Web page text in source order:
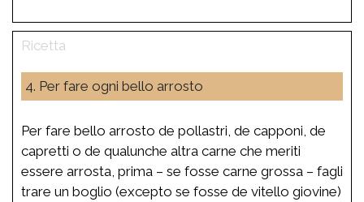
4. Per fare ogni bello arrosto
Per fare bello arrosto de pollastri, de capponi, de
capretti o de qualunche altra carne che meriti
essere arrosta, prima – se fosse carne grossa – fagli
trare un boglio (excepto se fosse de vitello giovine)